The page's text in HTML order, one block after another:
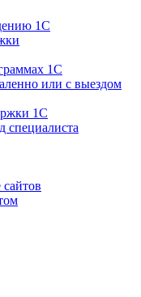
1С
1С
или с выездом
1С
специалиста
сайтов